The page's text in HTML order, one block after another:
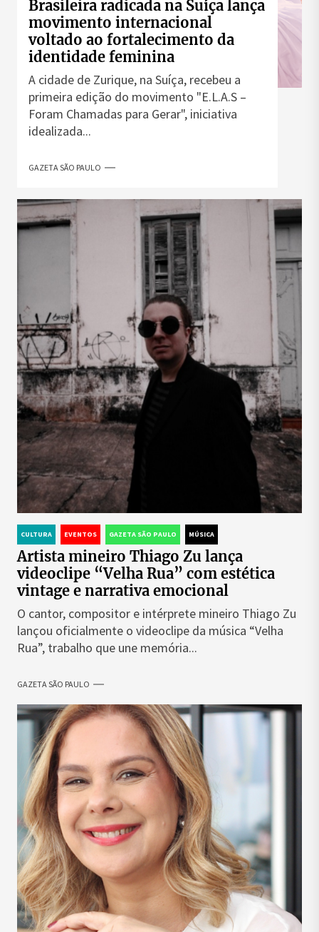
Brasileira radicada na Suíça lança
movimento internacional
voltado ao fortalecimento da
identidade feminina
A cidade de Zurique, na Suíça, recebeu a
primeira edição do movimento "E.L.A.S –
Foram Chamadas para Gerar", iniciativa
idealizada...
GAZETA SÃO PAULO
CULTURA EVENTOS GAZETA SÃO PAULO MÚSICA
Artista mineiro Thiago Zu lança
videoclipe “Velha Rua” com estética
vintage e narrativa emocional
O cantor, compositor e intérprete mineiro Thiago Zu
lançou oficialmente o videoclipe da música “Velha
Rua”, trabalho que une memória...
GAZETA SÃO PAULO